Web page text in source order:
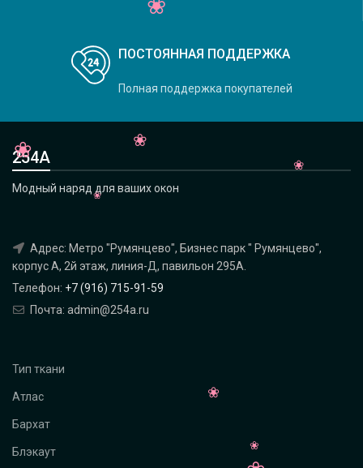
ПОСТОЯННАЯ ПОДДЕРЖКА
Полная поддержка покупателей
254А
Модный наряд для ваших окон
Адрес: Метро "Румянцево", Бизнес парк " Румянцево",
корпус А, 2й этаж, линия-Д, павильон 295A.
Телефон: +7 (916) 715-91-59
Почта: admin@254a.ru
Тип ткани
Атлас
Бархат
Блэкаут